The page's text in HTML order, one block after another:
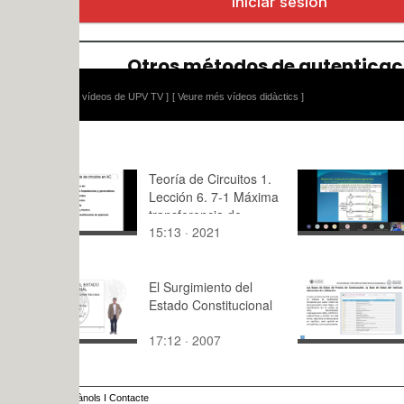
vídeos de UPV TV ] [ Veure més vídeos didàctics ]
Teoría de Circuitos 1.
Lección 6. 7-1 Máxima
transferencia de
potencia en alterna
15:13 · 2021
TdC-
Trifasicos:
general
26:08 ·
El Surgimiento del
Estado Constitucional
17:12 · 2007
7:55 · 2021